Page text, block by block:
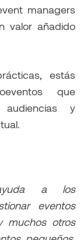
managers
valor añadido
estás
que
y
a los
eventos
muchos otros